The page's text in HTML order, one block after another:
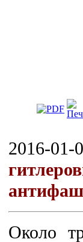
2016-01-
Около